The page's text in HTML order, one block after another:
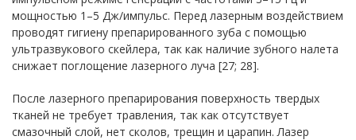
мощностью 1–5 Дж/импульс. Перед лазерным воздействием
проводят гигиену препарированного зуба с помощью
ультразвукового скейлера, так как наличие зубного налета
снижает поглощение лазерного луча [27; 28].
После лазерного препарирования поверхность твердых
тканей не требует травления, так как отсутствует
смазочный слой, нет сколов, трещин и царапин. Лазер